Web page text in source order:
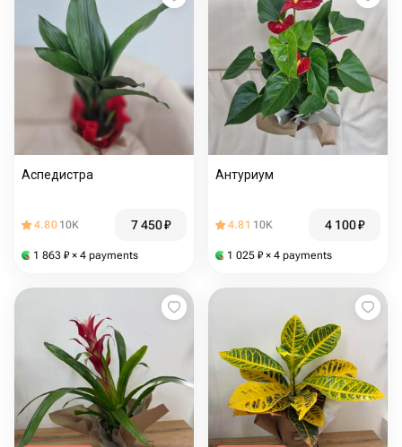
Аспедистра
4.80 10K 7 450₽
1 863 ₽ × 4 payments
Антуриум
4.81 10K 4 100₽
1 025 ₽ × 4 payments